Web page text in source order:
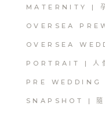
MATERNITY | 孕
OVERSEA
OVERSEA
PORTRAIT | 人
PRE WEDDING
SNAPSHOT | 隨